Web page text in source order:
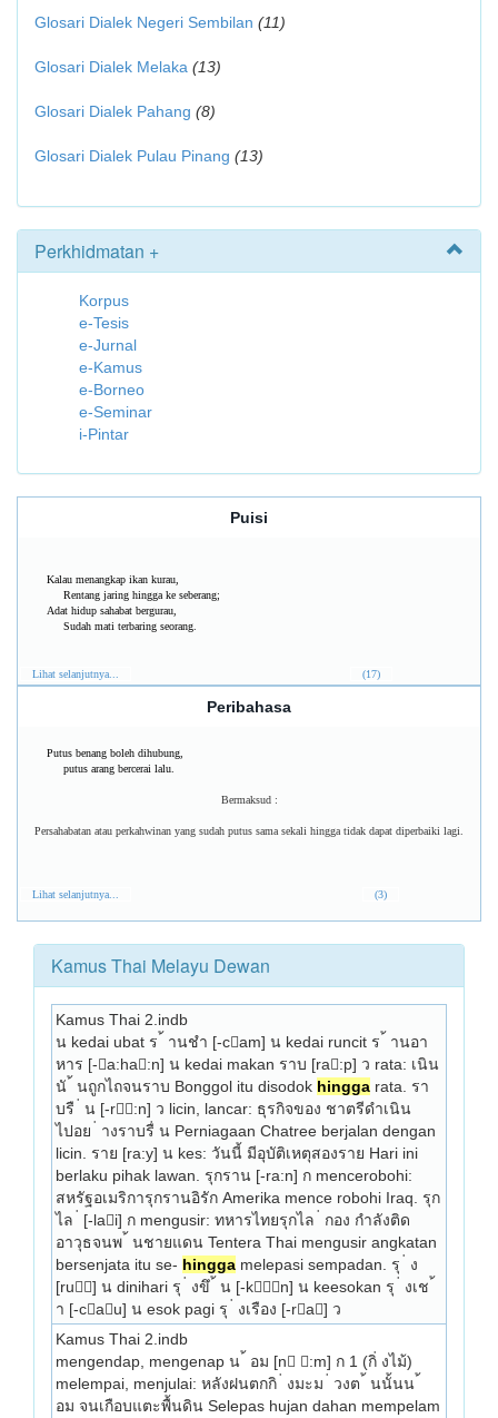
Glosari Dialek Negeri Sembilan (11)
Glosari Dialek Melaka (13)
Glosari Dialek Pahang (8)
Glosari Dialek Pulau Pinang (13)
Perkhidmatan +
Korpus
e-Tesis
e-Jurnal
e-Kamus
e-Borneo
e-Seminar
i-Pintar
Puisi
Kalau menangkap ikan kurau,
Rentang jaring hingga ke seberang;
Adat hidup sahabat bergurau,
Sudah mati terbaring seorang.
Lihat selanjutnya... (17)
Peribahasa
Putus benang boleh dihubung,
putus arang bercerai lalu.
Bermaksud :
Persahabatan atau perkahwinan yang sudah putus sama sekali hingga tidak dapat diperbaiki lagi.
Lihat selanjutnya... (3)
Kamus Thai Melayu Dewan
Kamus Thai 2.indb
น kedai ubat ร ้ านชำ [-cam] น kedai runcit ร ้ านอา
หาร [-a:ha:n] น kedai makan ราบ [ra:p] ว rata: เนิน
นั ้ นถูกไถจนราบ Bonggol itu disodok hingga rata. รา
บรื ่ น [-r:n] ว licin, lancar: ธุรกิจของ ชาตรีดำเนิน
ไปอย ่ างราบรื่ น Perniagaan Chat­ree berjalan dengan
licin. ราย [ra:y] น kes: วันนี้ มีอุบัติเหตุสองราย Hari ini
berlaku pihak lawan. รุกราน [-ra:n] ก mencerobohi:
สหรัฐอเมริการุกรานอิรัก Amerika mence­ robohi Iraq. รุก
ไล ่ [-lai] ก mengusir: ทหารไทยรุกไล ่ กอง กำลังติด
อาวุธจนพ ้ นชายแดน Tentera Thai mengusir angkatan
bersenjata itu se- hingga melepasi sempadan. รุ ่ ง
[ru] น dinihari รุ ่ งขึ ้ น [-kn] น keesokan รุ ่ งเช ้
า [-cau] น esok pagi รุ ่ งเรือง [-ra] ว
Kamus Thai 2.indb
mengendap, mengenap น ้ อม [n :m] ก 1 (กิ่ งไม้)
melempai, menjulai: หลังฝนตกกิ ่ งมะม ่ วงต ้ นนั้นน ้
อม จนเกือบแตะพื้นดิน Selepas hujan dahan mempelam